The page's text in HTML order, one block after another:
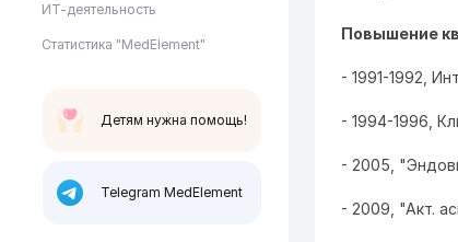
ИТ-деятельность
Статистика "MedElement"
Детям нужна помощь!
Telegram MedElement
Повышение
- 1991-1992,
- 1994-1996,
- 2005,
- 2009, "Акт.